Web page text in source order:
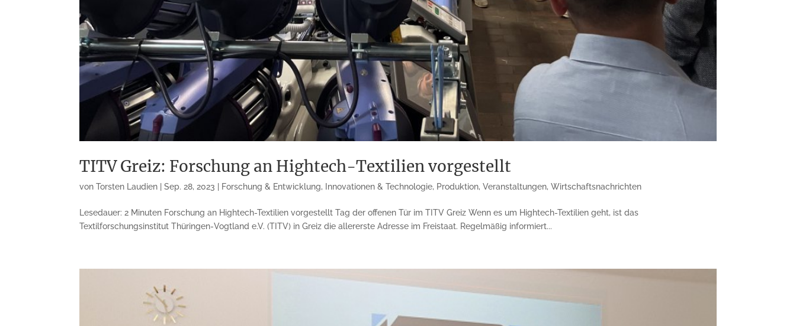
TITV Greiz: Forschung an Hightech-Textilien vorgestellt
vonTorsten Laudien |Sep. 28, 2023 Forschung & Entwicklung, Innovationen & Technologie, Produktion,Veranstaltungen,Wirtschaftsnachrichten
Lesedauer: 2 Minuten Forschung an Hightech-Textilien vorgestellt Tag der offenen Tür im TITV Greiz Wenn es um Hightech-Textilien geht, ist das
Textilforschungsinstitut Thüringen-Vogtland e.V. (TITV) in Greiz die allererste Adresse im Freistaat. Regelmäßig informiert...